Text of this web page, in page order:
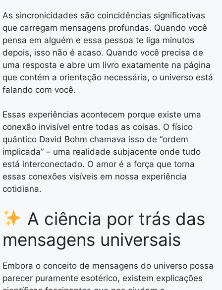
As sincronicidades são coincidências significativas
que carregam mensagens profundas. Quando você
pensa em alguém e essa pessoa te liga minutos
depois, isso não é acaso. Quando você precisa de
uma resposta e abre um livro exatamente na página
que contém a orientação necessária, o universo está
falando com você.
Essas experiências acontecem porque existe uma
conexão invisível entre todas as coisas. O físico
quântico David Bohm chamava isso de “ordem
implicada” – uma realidade subjacente onde tudo
está interconectado. O amor é a força que torna
essas conexões visíveis em nossa experiência
cotidiana.
A ciência por trás das
mensagens universais
Embora o conceito de mensagens do universo possa
parecer puramente esotérico, existem explicações